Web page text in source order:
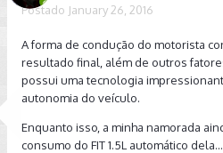
Postado January 26, 2016
A forma de condução do motorista
resultado final, além de outros
possui uma tecnologia
autonomia do veículo.
Enquanto isso, a minha namorada
consumo do FIT 1.5L automático